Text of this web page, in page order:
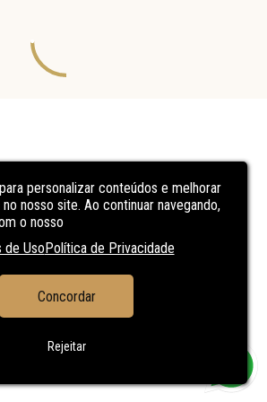
personalizar conteúdos e melhorar
nosso site. Ao continuar navegando,
o nosso
de UsoPolítica de Privacidade
Concordar
Rejeitar